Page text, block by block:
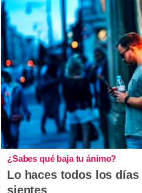
¿Sabes qué baja tu ánimo?
Lo haces todos los
sientes